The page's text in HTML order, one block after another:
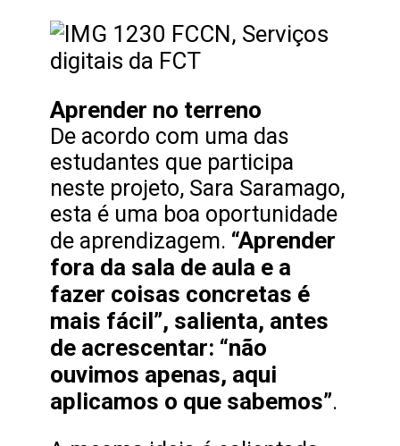
Aprender no terreno
De acordo com uma das
estudantes que participa
neste projeto, Sara Saramago,
esta é uma boa oportunidade
de aprendizagem. “Aprender
fora da sala de aula e a
fazer coisas concretas é
mais fácil”, salienta, antes
de acrescentar: “não
ouvimos apenas, aqui
aplicamos o que sabemos”.